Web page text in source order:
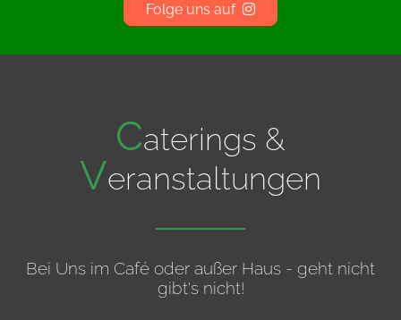
Folge uns auf
Caterings &
Veranstaltungen
Bei Uns im Café oder außer Haus - geht nicht
gibt's nicht!